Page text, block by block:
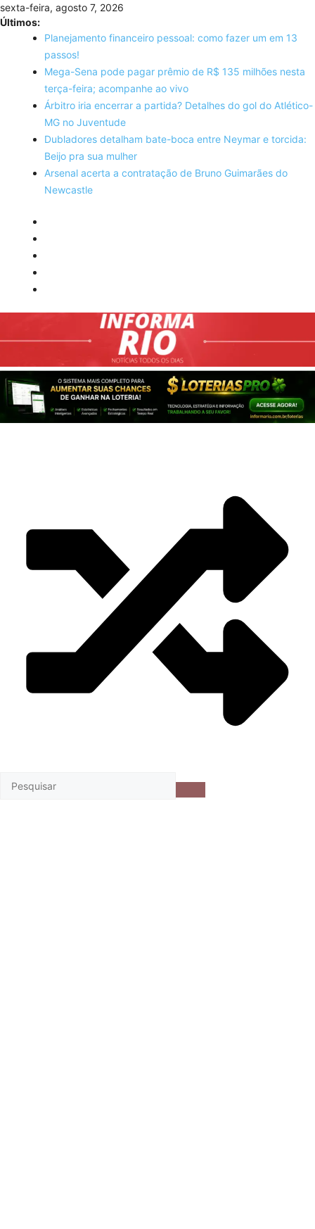
Skip
to
content
sexta-feira, agosto 7, 2026
Últimos:
Planejamento financeiro pessoal: como fazer um em 13
passos!
Mega-Sena pode pagar prêmio de R$ 135 milhões nesta
terça-feira; acompanhe ao vivo
Árbitro iria encerrar a partida? Detalhes do gol do Atlético-
MG no Juventude
Dubladores detalham bate-boca entre Neymar e torcida:
Beijo pra sua mulher
Arsenal acerta a contratação de Bruno Guimarães do
Newcastle